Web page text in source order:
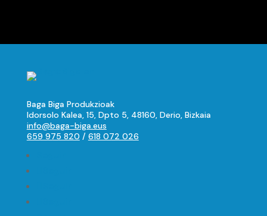
Baga Biga Produkzioak
Idorsolo Kalea, 15, Dpto 5, 48160, Derio, Bizkaia
info@baga-biga.eus
659 975 820 / 618 072 026